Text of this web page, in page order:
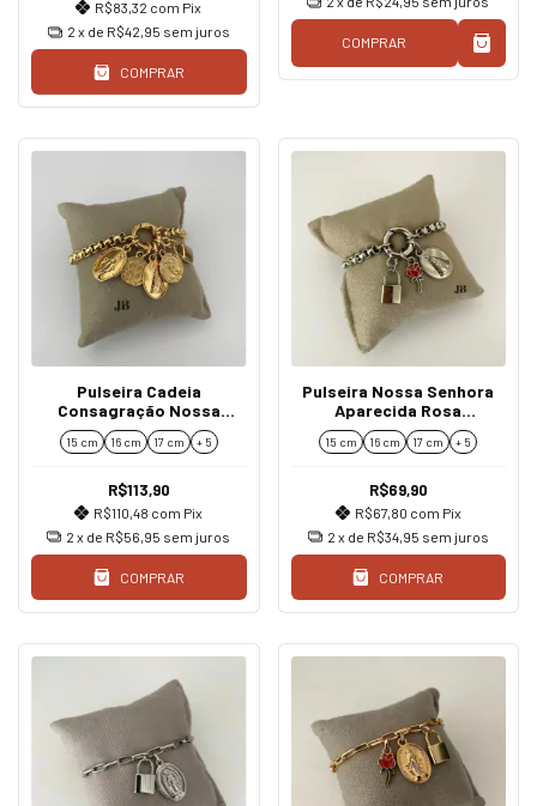
R$83,32 com Pix
2 x de R$42,95 sem juros
COMPRAR
COMPRAR
Pulseira Cadeia
Consagração Nossa
Senhora São Bento e São
Miguel
15 cm 16 cm 17 cm + 5
R$113,90
R$110,48 com Pix
2 x de R$56,95 sem juros
COMPRAR
Pulseira Nossa Senhora
Aparecida Rosa
Consagração Cadeado
15 cm 16 cm 17 cm + 5
R$69,90
R$67,80 com Pix
2 x de R$34,95 sem juros
COMPRAR